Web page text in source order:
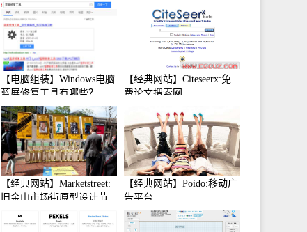
【电脑组装】Windows电脑
蓝屏修复工具有哪些？
【经典网站】Citeseerx:免
费论文搜索网
【经典网站】Marketstreet:
旧金山市场街原型设计节
【经典网站】Poido:移动广
告平台